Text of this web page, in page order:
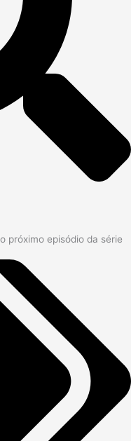
próximo episódio da série